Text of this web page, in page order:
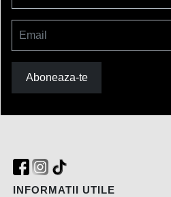
Email
Aboneaza-te
INFORMATII UTILE